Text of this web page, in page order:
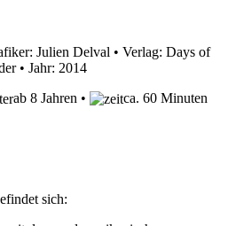
Julien Delval • Verlag: Days of
• Jahr: 2014
ab 8 Jahren • ca. 60 Minuten
sich: